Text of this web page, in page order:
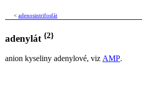
< adenosintrifosfát
adenylát {2}
anion kyseliny adenylové, viz AMP.